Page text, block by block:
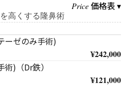
高くする隆鼻術
Price価格表 ▾
ーゼのみ手術)
¥242,000
)（Dr鉄）
¥121,000